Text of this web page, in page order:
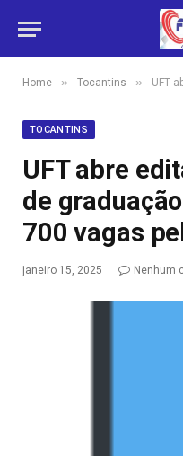
Home » Tocantins » UFT abre
TOCANTINS
UFT abre
de
700 vagas
janeiro 15, 2025 Nenhum